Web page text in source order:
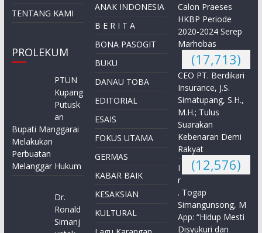
TENTANG KAMI
PROLEKUM
PTUN
Kupang
Putusk
an
Bupati Manggarai
Melakukan
Perbuatan
Melanggar Hukum
Dr.
Ronald
Simanj
ANAK INDONESIA
B E R I T A
BONA PASOGIT
BUKU
DANAU TOBA
EDITORIAL
ESAIS
FOKUS UTAMA
GERMAS
KABAR BAIK
KESAKSIAN
KULTURAL
Calon Praeses
HKBP Periode
2020-2024 Serep
Marhobas
(17,713)
CEO PT. Berdikari
Insurance, J.S.
Simatupang, S.H.,
M.H.; Tulus
Suarakan
Kebenaran Demi
Rakyat
(12,576)
I
r
. Togap
Simangunsong, M
App: “Hidup Mesti
Disyukuri dan